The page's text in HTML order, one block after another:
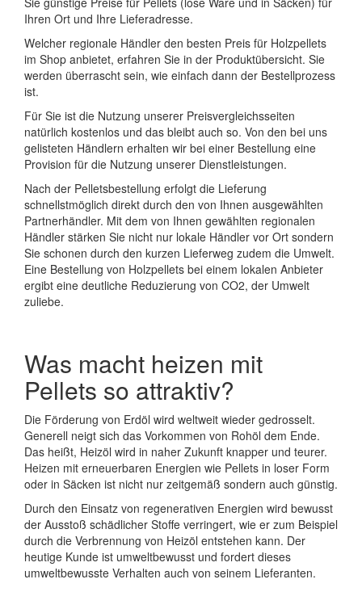
Ihren Ort und Ihre Lieferadresse.
Welcher regionale Händler den besten Preis für Holzpellets
im Shop anbietet, erfahren Sie in der Produktübersicht. Sie
werden überrascht sein, wie einfach dann der Bestellprozess
ist.
Für Sie ist die Nutzung unserer Preisvergleichsseiten
natürlich kostenlos und das bleibt auch so. Von den bei uns
gelisteten Händlern erhalten wir bei einer Bestellung eine
Provision für die Nutzung unserer Dienstleistungen.
Nach der Pelletsbestellung erfolgt die Lieferung
schnellstmöglich direkt durch den von Ihnen ausgewählten
Partnerhändler. Mit dem von Ihnen gewählten regionalen
Händler stärken Sie nicht nur lokale Händler vor Ort sondern
Sie schonen durch den kurzen Lieferweg zudem die Umwelt.
Eine Bestellung von Holzpellets bei einem lokalen Anbieter
ergibt eine deutliche Reduzierung von CO2, der Umwelt
zuliebe.
Was macht heizen mit
Pellets so attraktiv?
Die Förderung von Erdöl wird weltweit wieder gedrosselt.
Generell neigt sich das Vorkommen von Rohöl dem Ende.
Das heißt, Heizöl wird in naher Zukunft knapper und teurer.
Heizen mit erneuerbaren Energien wie Pellets in loser Form
oder in Säcken ist nicht nur zeitgemäß sondern auch günstig.
Durch den Einsatz von regenerativen Energien wird bewusst
der Ausstoß schädlicher Stoffe verringert, wie er zum Beispiel
durch die Verbrennung von Heizöl entstehen kann. Der
heutige Kunde ist umweltbewusst und fordert dieses
umweltbewusste Verhalten auch von seinem Lieferanten.